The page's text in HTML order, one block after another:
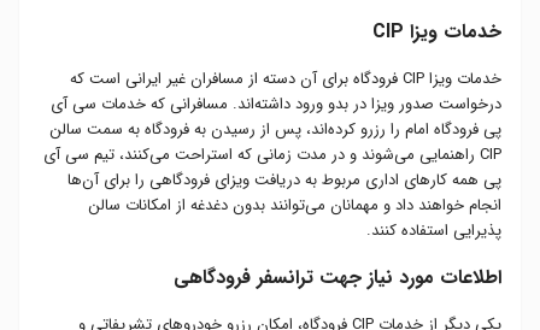
خدمات ویزا CIP
خدمات ویزا CIP فرودگاه برای آن دسته از مسافران غیر ایرانی است که
درخواست صدور ویزا در بدو ورود داشته‌اند. مسافرانی که خدمات سی آی
پی فرودگاه امام را رزرو کرده‌اند، پس از رسیدن به فرودگاه به سمت سالن
CIP راهنمایی می‌شوند و در مدت زمانی که استراحت می‌کنند، تیم سی آی
پی همه کارهای اداری مربوط به دریافت ویزای فرودگاهی را برای آن‌ها
انجام خواهند داد و مهمانان می‌توانند بدون دغدغه از امکانات سالن
پذیرایی استفاده کنند.
اطلاعات مورد نیاز جهت ترانسفر فرودگاهی